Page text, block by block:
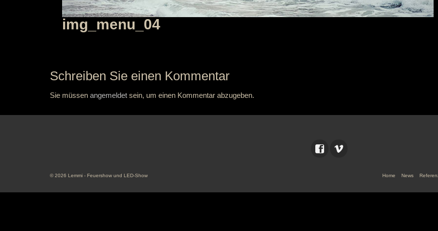
img_menu_04
Schreiben Sie einen Kommentar
Sie müssen angemeldet sein, um einen Kommentar abzugeben.
Home News
© 2026 Lemmi - Feuershow und LED-Show